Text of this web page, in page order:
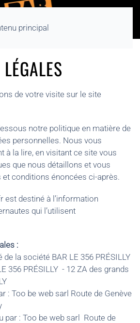
principal
de votre visite sur le site
notre politique en matière de
personnelles. Nous vous
à la lire, en visitant ce site vous
que nous détaillons et vous
et conditions énoncées ci-après.
est destiné à l’information
qui l’utilisent
:
la société BAR LE 356 PRÉSILLY
356 PRÉSILLY - 12 ZA des grands
: Too be web sarl Route de Genève
par : Too be web sarl Route de